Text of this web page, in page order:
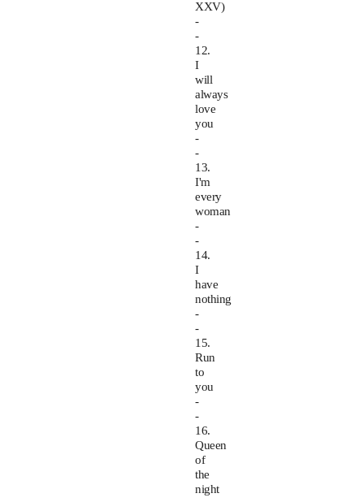
XXV)
-
-
12.
I
will
always
love
you
-
-
13.
I'm
every
woman
-
-
14.
I
have
nothing
-
-
15.
Run
to
you
-
-
16.
Queen
of
the
night